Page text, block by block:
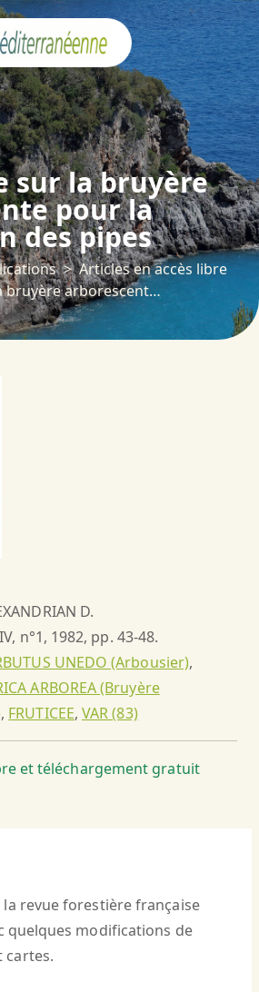
sur la bruyère
pour la
des pipes
Articles en accès libre
Une étude sur la bruyère arborescente pour la fabrication des pipes
D.
n°1, 1982, pp. 43-48.
UNEDO (Arbousier),
ARBOREA (Bruyère
, FRUTICEE,VAR (83)
et téléchargement gratuit
revue forestière française
quelques modifications de
cartes.
cookies